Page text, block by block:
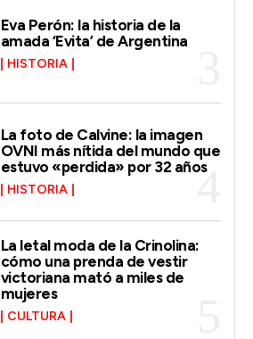
Eva Perón: la historia de la
amada ‘Evita’ de Argentina
HISTORIA
La foto de Calvine: la imagen
OVNI más nítida del mundo que
estuvo «perdida» por 32 años
HISTORIA
La letal moda de la Crinolina:
cómo una prenda de vestir
victoriana mató a miles de
mujeres
CULTURA